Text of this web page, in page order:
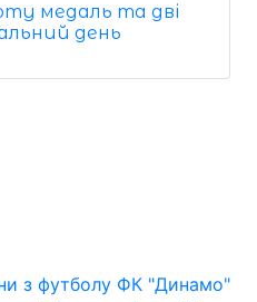
медаль та дві
день
з футболу ФК "Динамо"